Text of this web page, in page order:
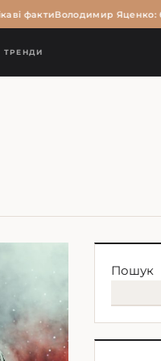
фактиВолодимир Яценко:
ТРЕНДИ
Пошук